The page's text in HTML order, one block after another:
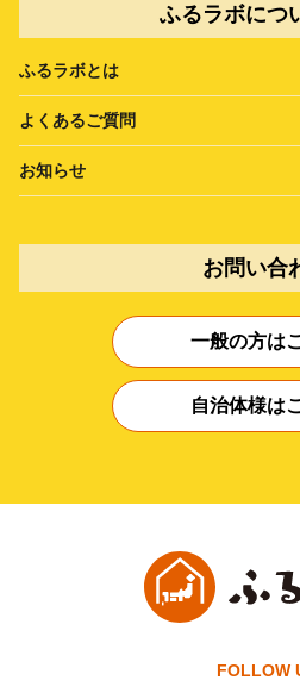
ふるラボにつ
ふるラボとは
よくあるご質問
お知らせ
お問い合
一般の方は
自治体様は
FOLLOW